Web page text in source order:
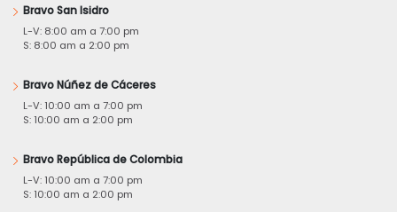
Bravo San Isidro
L-V: 8:00 am a 7:00 pm
S: 8:00 am a 2:00 pm
Bravo Núñez de Cáceres
L-V: 10:00 am a 7:00 pm
S: 10:00 am a 2:00 pm
Bravo República de Colombia
L-V: 10:00 am a 7:00 pm
S: 10:00 am a 2:00 pm